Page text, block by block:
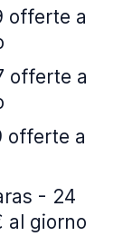
offerte a
offerte a
offerte a
- 24
al giorno